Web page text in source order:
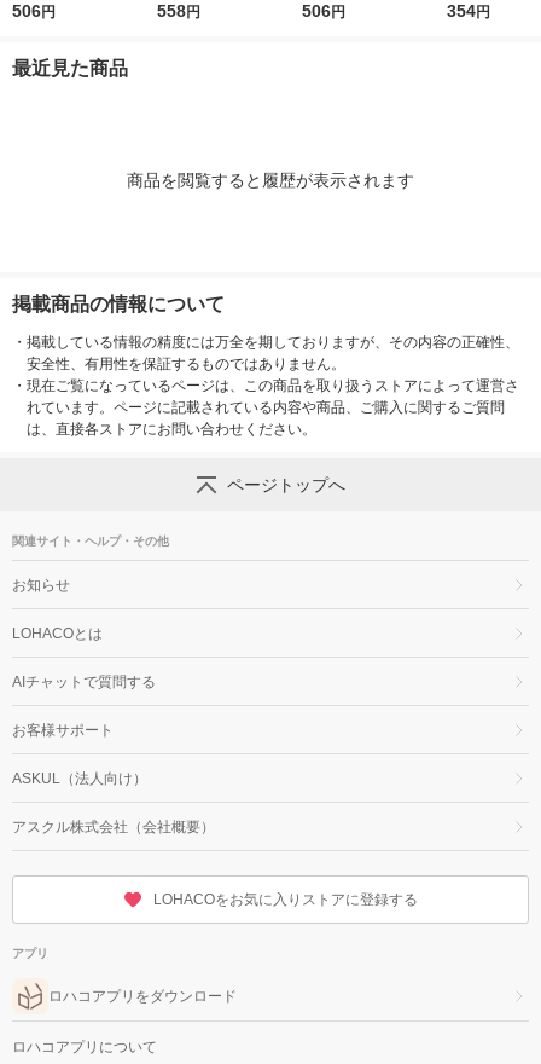
パゲティ2/3サイズ1.6
506円
パゲティ 1.6mm チャ
558円
ティ 2/3サイズ チャッ
506円
ゲティ
354円
最近見た商品
商品を閲覧すると履歴が表示されます
掲載商品の情報について
・ 掲載している情報の精度には万全を期しておりますが、その内容の正確性、
安全性、有用性を保証するものではありません。
・ 現在ご覧になっているページは、この商品を取り扱うストアによって運営さ
れています。ページに記載されている内容や商品、ご購入に関するご質問
は、直接各ストアにお問い合わせください。
ページトップへ
関連サイト・ヘルプ・その他
お知らせ
LOHACOとは
AIチャットで質問する
お客様サポート
ASKUL（法人向け）
アスクル株式会社（会社概要）
LOHACOをお気に入りストアに登録する
アプリ
ロハコアプリをダウンロード
ロハコアプリについて